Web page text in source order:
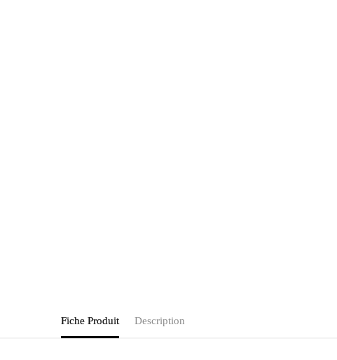
Fiche Produit Description